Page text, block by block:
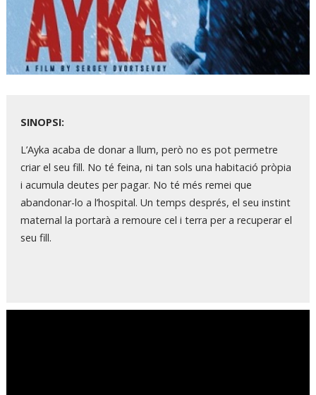
SINOPSI:
L’Ayka acaba de donar a llum, però no es pot permetre
criar el seu fill. No té feina, ni tan sols una habitació pròpia
i acumula deutes per pagar. No té més remei que
abandonar-lo a l’hospital. Un temps després, el seu instint
maternal la portarà a remoure cel i terra per a recuperar el
seu fill.